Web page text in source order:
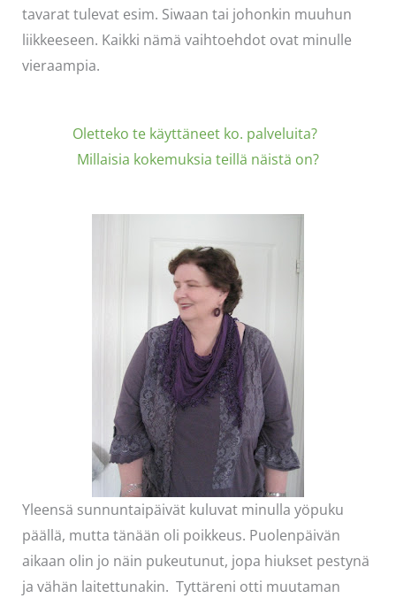
tavarat tulevat esim. Siwaan tai johonkin muuhun
liikkeeseen. Kaikki nämä vaihtoehdot ovat minulle
vieraampia.
Oletteko te käyttäneet ko. palveluita?
Millaisia kokemuksia teillä näistä on?
Yleensä sunnuntaipäivät kuluvat minulla yöpuku
päällä, mutta tänään oli poikkeus. Puolenpäivän
aikaan olin jo näin pukeutunut, jopa hiukset pestynä
ja vähän laitettunakin. Tyttäreni otti muutaman